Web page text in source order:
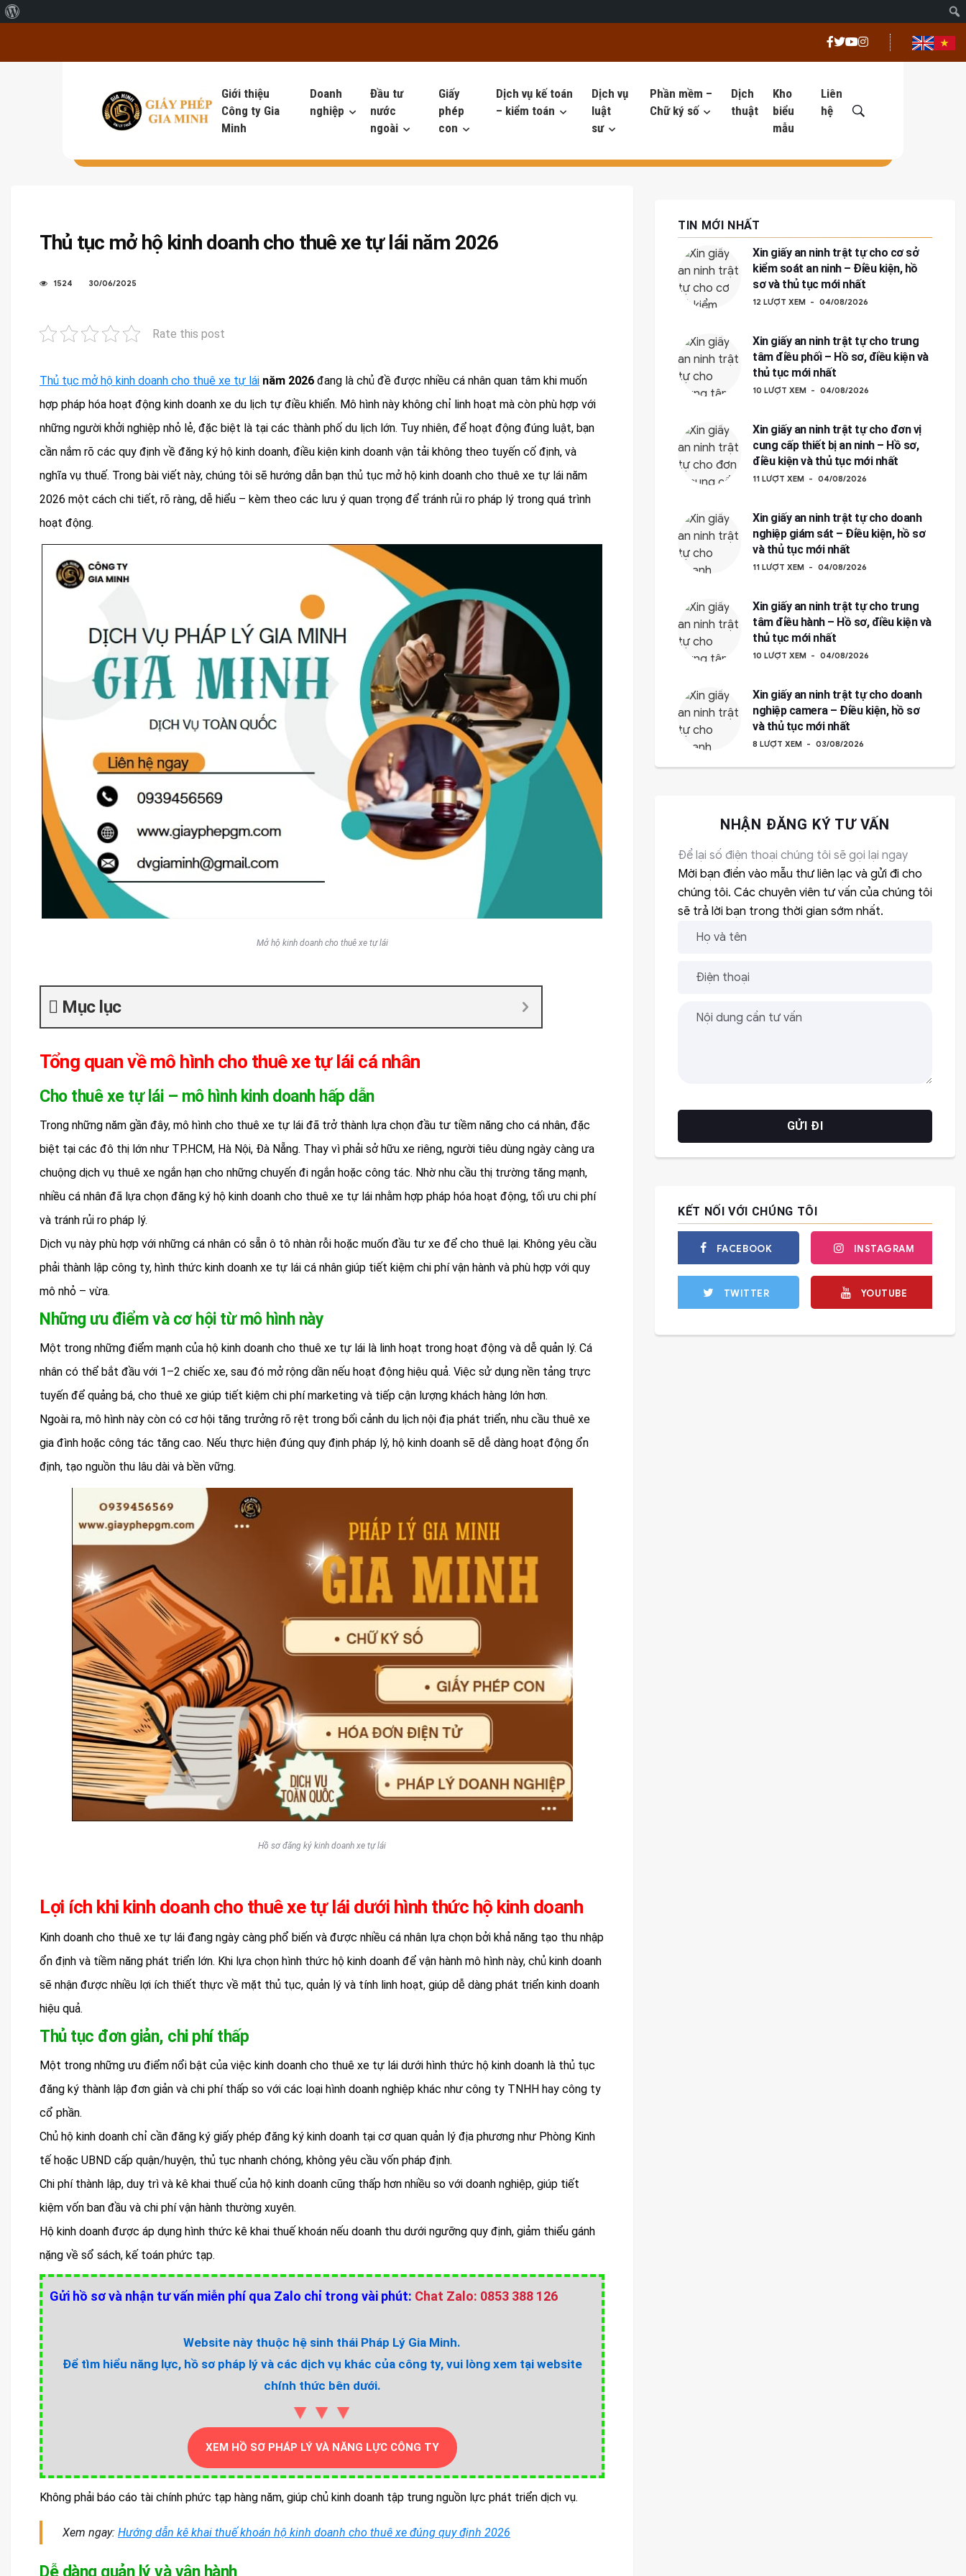
Giới thiệu
Công ty Gia
Minh
Doanh
nghiệp
Đầu tư
nước
ngoài
Giấy
phép
con
Dịch vụ kế toán
– kiểm toán
Dịch vụ
luật
sư
Phần mềm –
Chữ ký số
Dịch
thuật
Kho
biểu
mẫu
Liên
hệ
Thủ tục mở hộ kinh doanh cho thuê xe tự lái năm 2026
1524 30/06/2025
Rate this post
Thủ tục mở hộ kinh doanh cho thuê xe tự lái năm 2026 đang là chủ đề được nhiều cá nhân quan tâm khi muốn
hợp pháp hóa hoạt động kinh doanh xe du lịch tự điều khiển. Mô hình này không chỉ linh hoạt mà còn phù hợp với
những người khởi nghiệp nhỏ lẻ, đặc biệt là tại các thành phố du lịch lớn. Tuy nhiên, để hoạt động đúng luật, bạn
cần nắm rõ các quy định về đăng ký hộ kinh doanh, điều kiện kinh doanh vận tải không theo tuyến cố định, và
nghĩa vụ thuế. Trong bài viết này, chúng tôi sẽ hướng dẫn bạn thủ tục mở hộ kinh doanh cho thuê xe tự lái năm
2026 một cách chi tiết, rõ ràng, dễ hiểu – kèm theo các lưu ý quan trọng để tránh rủi ro pháp lý trong quá trình
hoạt động.
Mở hộ kinh doanh cho thuê xe tự lái
Mục lục
Tổng quan về mô hình cho thuê xe tự lái cá nhân
Cho thuê xe tự lái – mô hình kinh doanh hấp dẫn
Trong những năm gần đây, mô hình cho thuê xe tự lái đã trở thành lựa chọn đầu tư tiềm năng cho cá nhân, đặc
biệt tại các đô thị lớn như TP.HCM, Hà Nội, Đà Nẵng. Thay vì phải sở hữu xe riêng, người tiêu dùng ngày càng ưa
chuộng dịch vụ thuê xe ngắn hạn cho những chuyến đi ngắn hoặc công tác. Nhờ nhu cầu thị trường tăng mạnh,
nhiều cá nhân đã lựa chọn đăng ký hộ kinh doanh cho thuê xe tự lái nhằm hợp pháp hóa hoạt động, tối ưu chi phí
và tránh rủi ro pháp lý.
Dịch vụ này phù hợp với những cá nhân có sẵn ô tô nhàn rỗi hoặc muốn đầu tư xe để cho thuê lại. Không yêu cầu
phải thành lập công ty, hình thức kinh doanh xe tự lái cá nhân giúp tiết kiệm chi phí vận hành và phù hợp với quy
mô nhỏ – vừa.
Những ưu điểm và cơ hội từ mô hình này
Một trong những điểm mạnh của hộ kinh doanh cho thuê xe tự lái là linh hoạt trong hoạt động và dễ quản lý. Cá
nhân có thể bắt đầu với 1–2 chiếc xe, sau đó mở rộng dần nếu hoạt động hiệu quả. Việc sử dụng nền tảng trực
tuyến để quảng bá, cho thuê xe giúp tiết kiệm chi phí marketing và tiếp cận lượng khách hàng lớn hơn.
Ngoài ra, mô hình này còn có cơ hội tăng trưởng rõ rệt trong bối cảnh du lịch nội địa phát triển, nhu cầu thuê xe
gia đình hoặc công tác tăng cao. Nếu thực hiện đúng quy định pháp lý, hộ kinh doanh sẽ dễ dàng hoạt động ổn
định, tạo nguồn thu lâu dài và bền vững.
Hồ sơ đăng ký kinh doanh xe tự lái
Lợi ích khi kinh doanh cho thuê xe tự lái dưới hình thức hộ kinh doanh
Kinh doanh cho thuê xe tự lái đang ngày càng phổ biến và được nhiều cá nhân lựa chọn bởi khả năng tạo thu nhập
ổn định và tiềm năng phát triển lớn. Khi lựa chọn hình thức hộ kinh doanh để vận hành mô hình này, chủ kinh doanh
sẽ nhận được nhiều lợi ích thiết thực về mặt thủ tục, quản lý và tính linh hoạt, giúp dễ dàng phát triển kinh doanh
hiệu quả.
Thủ tục đơn giản, chi phí thấp
Một trong những ưu điểm nổi bật của việc kinh doanh cho thuê xe tự lái dưới hình thức hộ kinh doanh là thủ tục
đăng ký thành lập đơn giản và chi phí thấp so với các loại hình doanh nghiệp khác như công ty TNHH hay công ty
cổ phần.
Chủ hộ kinh doanh chỉ cần đăng ký giấy phép đăng ký kinh doanh tại cơ quan quản lý địa phương như Phòng Kinh
tế hoặc UBND cấp quận/huyện, thủ tục nhanh chóng, không yêu cầu vốn pháp định.
Chi phí thành lập, duy trì và kê khai thuế của hộ kinh doanh cũng thấp hơn nhiều so với doanh nghiệp, giúp tiết
kiệm vốn ban đầu và chi phí vận hành thường xuyên.
Hộ kinh doanh được áp dụng hình thức kê khai thuế khoán nếu doanh thu dưới ngưỡng quy định, giảm thiểu gánh
nặng về sổ sách, kế toán phức tạp.
Gửi hồ sơ và nhận tư vấn miễn phí qua Zalo chỉ trong vài phút: Chat Zalo: 0853 388 126
Website này thuộc hệ sinh thái Pháp Lý Gia Minh.
Để tìm hiểu năng lực, hồ sơ pháp lý và các dịch vụ khác của công ty, vui lòng xem tại website
chính thức bên dưới.
▼▼▼
XEM HỒ SƠ PHÁP LÝ VÀ NĂNG LỰC CÔNG TY
Không phải báo cáo tài chính phức tạp hàng năm, giúp chủ kinh doanh tập trung nguồn lực phát triển dịch vụ.
Xem ngay: Hướng dẫn kê khai thuế khoán hộ kinh doanh cho thuê xe đúng quy định 2026
TIN MỚI NHẤT
Xin giấy an ninh trật tự cho cơ sở
kiểm soát an ninh – Điều kiện, hồ
sơ và thủ tục mới nhất
12 LƯỢT XEM 04/08/2026
Xin giấy an ninh trật tự cho trung
tâm điều phối – Hồ sơ, điều kiện và
thủ tục mới nhất
10 LƯỢT XEM 04/08/2026
Xin giấy an ninh trật tự cho đơn vị
cung cấp thiết bị an ninh – Hồ sơ,
điều kiện và thủ tục mới nhất
11 LƯỢT XEM 04/08/2026
Xin giấy an ninh trật tự cho doanh
nghiệp giám sát – Điều kiện, hồ sơ
và thủ tục mới nhất
11 LƯỢT XEM 04/08/2026
Xin giấy an ninh trật tự cho trung
tâm điều hành – Hồ sơ, điều kiện và
thủ tục mới nhất
10 LƯỢT XEM 04/08/2026
Xin giấy an ninh trật tự cho doanh
nghiệp camera – Điều kiện, hồ sơ
và thủ tục mới nhất
8 LƯỢT XEM 03/08/2026
NHẬN ĐĂNG KÝ TƯ VẤN
Để lại số điện thoại chúng tôi sẽ gọi lại ngay
Mời bạn điền vào mẫu thư liên lạc và gửi đi cho
chúng tôi. Các chuyên viên tư vấn của chúng tôi
sẽ trả lời bạn trong thời gian sớm nhất.
KẾT NỐI VỚI CHÚNG TÔI
FACEBOOK
TWITTER
INSTAGRAM
YOUTUBE